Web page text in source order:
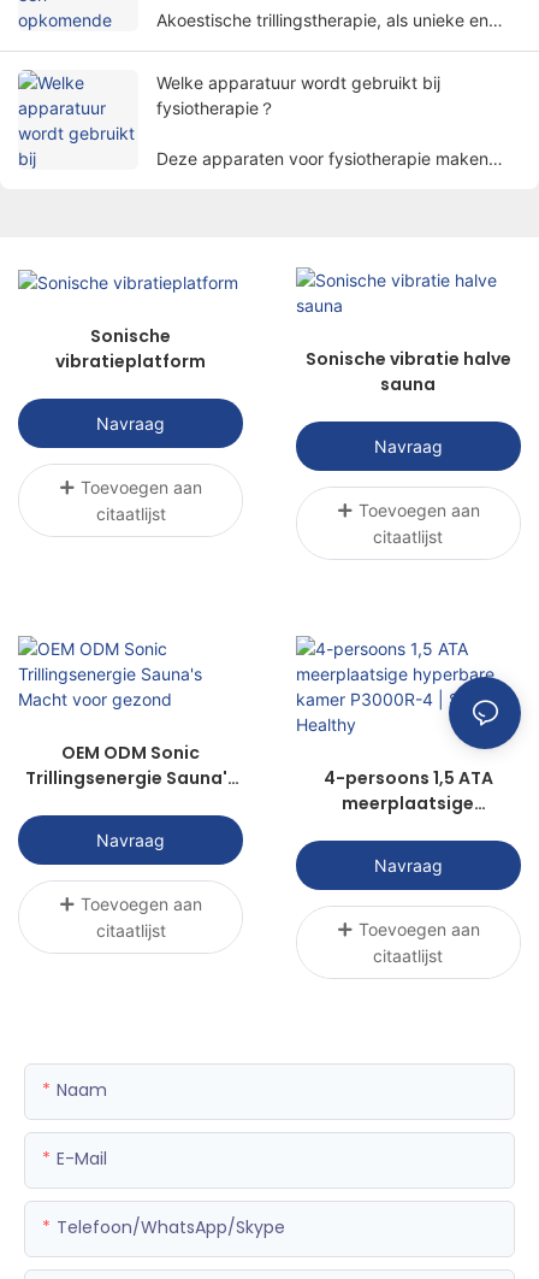
Akoestische trillingstherapie, als unieke en
Welke apparatuur wordt gebruikt bij
fysiotherapie？
Deze apparaten voor fysiotherapie maken
het verlichten van pijn, het bevorderen van
genezing en het herstellen van functies te
bereiken.
Sonische
vibratieplatform
Navraag
Toevoegen aan
citaatlijst
Sonische vibratie halve
sauna
Navraag
Toevoegen aan
citaatlijst
OEM ODM Sonic
Trillingsenergie Sauna's
Navraag
Toevoegen aan
citaatlijst
4-persoons 1,5 ATA
meerplaatsige
P3000R-4 | Sunwith
Healthy
Navraag
Toevoegen aan
citaatlijst
Naam
E-Mail
Telefoon/WhatsApp/Skype